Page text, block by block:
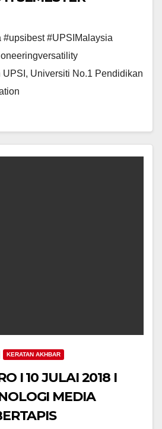
#upsibest #UPSIMalaysia
Universiti No.1 Pendidikan
KERATAN AKHBAR
I
MEDIA